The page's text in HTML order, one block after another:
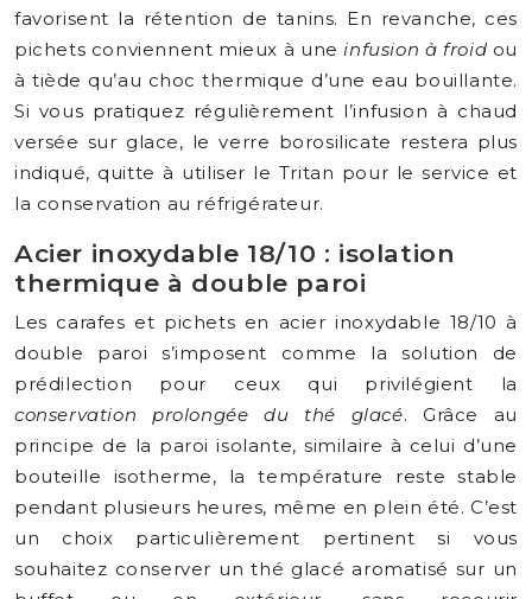
favorisent la rétention de tanins. En revanche, ces
pichets conviennent mieux à uneinfusion à froid ou
à tiède qu’au choc thermique d’une eau bouillante.
Si vous pratiquez régulièrement l’infusion à chaud
versée sur glace, le verre borosilicate restera plus
indiqué, quitte à utiliser le Tritan pour le service et
la conservation au réfrigérateur.
Acier inoxydable 18/10 : isolation
thermique à double paroi
Les carafes et pichets en acier inoxydable 18/10 à
double paroi s’imposent comme la solution de
prédilection pour ceux qui privilégient la
conservation prolongée du thé glacé. Grâce au
principe de la paroi isolante, similaire à celui d’une
bouteille isotherme, la température reste stable
pendant plusieurs heures, même en plein été. C’est
un choix particulièrement pertinent si vous
souhaitez conserver un thé glacé aromatisé sur un